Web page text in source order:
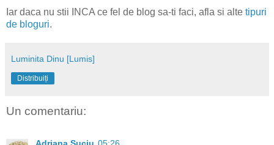
Iar daca nu stii INCA ce fel de blog sa-ti faci, afla si alte tipuri
de bloguri.
Luminita Dinu [Lumis]
Distribuiți
Un comentariu:
Adriana Suciu 05:26